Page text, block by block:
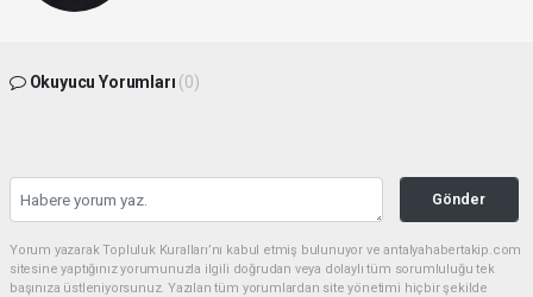
Okuyucu Yorumları (0)
Gönder
Yorum yazarak Topluluk Kuralları’nı kabul etmiş bulunuyor ve antalyahabertakip.com
sitesine yaptığınız yorumunuzla ilgili doğrudan veya dolaylı tüm sorumluluğu tek
başınıza üstleniyorsunuz. Yazılan tüm yorumlardan site yönetimi hiçbir şekilde